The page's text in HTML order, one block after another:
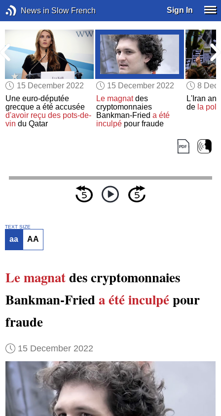
News in Slow French Sign In
15 December 2022
Une euro-députée
grecque a été accusée
d'avoir reçu des pots-de-
vin du Qatar
15 December 2022
Le magnatdes
cryptomonnaies
Bankman-Fried a été
inculpépour fraude
8
L'Iran
de la
TEXT SIZE
aa AA
Le magnatdes cryptomonnaies
Bankman-Frieda été inculpépour
fraude
15 December 2022